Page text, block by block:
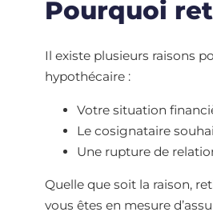
Pourquoi
Il existe plusieurs raisons
hypothécaire :
Votre situation
Le cosignataire
Une rupture de
Quelle que soit la raison,
vous êtes en mesure